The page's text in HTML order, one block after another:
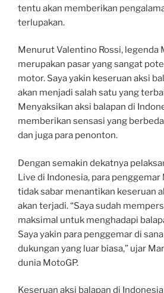
tentu akan memberikan
terlupakan.
Menurut Valentino Rossi, legenda
merupakan pasar yang sangat
motor. Saya yakin keseruan aksi
akan menjadi salah satu yang
Menyaksikan aksi balapan di
memberikan sensasi yang
dan juga para penonton.
Dengan semakin dekatnya
Live di Indonesia, para penggemar
tidak sabar menantikan keseruan
akan terjadi. “Saya sudah
maksimal untuk menghadapi
Saya yakin para penggemar di
dukungan yang luar biasa,” ujar
dunia MotoGP.
Keseruan aksi balapan di